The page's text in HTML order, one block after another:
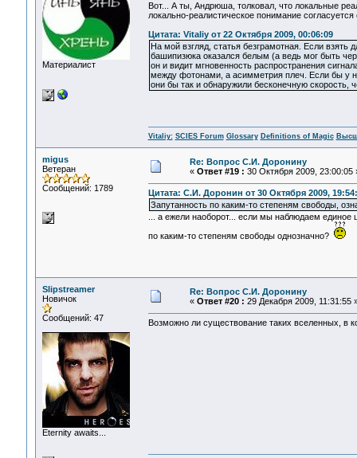
Материалист
Вот... А ты, Андрюша, толковал, что локальные
локально-реалистическое понимание
Цитата: Vitaliy от 22 Октября 2009, 00:06:09
На мой взгляд, статья безграмотная. Если
башипизюка оказался белым (а ведь мог быть
он и видит мгновенность распространения
между фотонами, а асимметрия плеч. Если бы у
они бы так и обнаружили бесконечную скорость,
Vitaliy: SCIES Forum Glossary Definitions of Magic
migus
Ветеран
Сообщений: 1789
Re: Вопрос С.И. Доронину
« Ответ #19 : 30 Октября 2009, 23:00:05
Цитата: С.И. Доронин от 30 Октября 2009,
Запутанность по каким-то степеням свободы,
... а ежели наоборот... если мы наблюдаем
по каким-то степеням свободы однозначно?
Slipstreamer
Новичок
Сообщений: 47
Eternity awaits...
Re: Вопрос С.И. Доронину
« Ответ #20 : 29 Декабря 2009, 11:31:55
Возможно ли существование таких вселенных, в